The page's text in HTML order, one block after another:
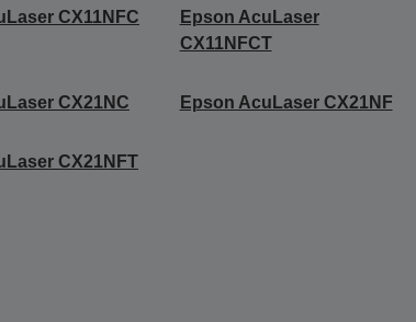
CX11NFC
Epson AcuLaser
CX11NFCT
CX21NC Epson AcuLaser CX21NF
CX21NFT